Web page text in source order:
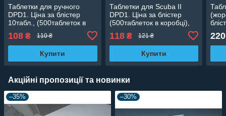
Таблетки для ручного
DPD1. Ціна за блістер
10табл., (500таблеток в
(Німеччина) 511312BT
108 ₴ 110 ₴
Купити
Таблетки для Scuba II
DPD1. Ціна за блістер
(500таблеток в коробці),
511052BT
118₴ 121 ₴
Купити
220
Акційні пропозиції та новинки
–35% –30%